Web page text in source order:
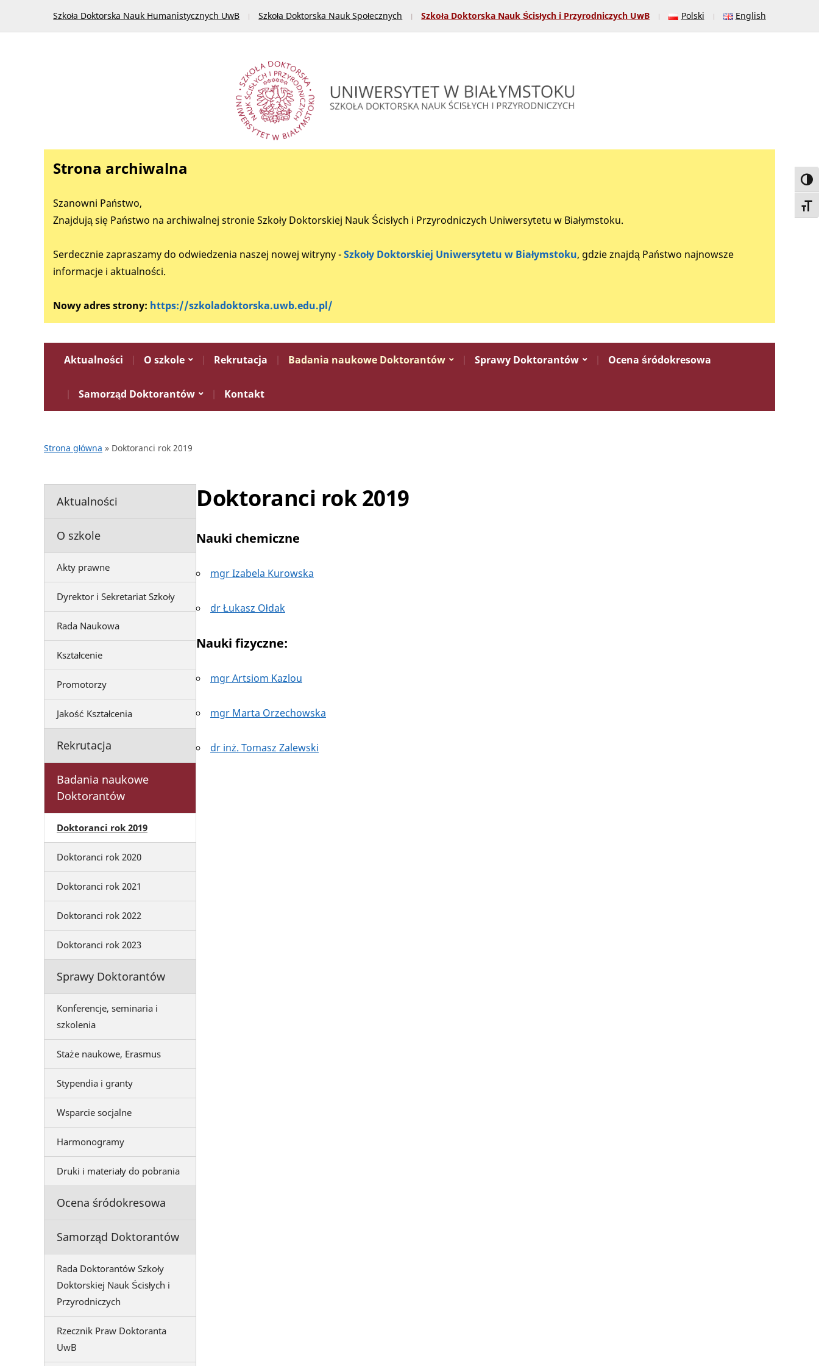
Szkoła Doktorska Nauk Humanistycznych UwB Szkoła Doktorska Nauk Społecznych Szkoła Doktorska Nauk Ścisłych i Przyrodniczych UwB Polski English
Strona archiwalna
Szanowni Państwo,
Znajdują się Państwo na archiwalnej stronie Szkoły Doktorskiej Nauk Ścisłych i Przyrodniczych Uniwersytetu w Białymstoku.
Serdecznie zapraszamy do odwiedzenia naszej nowej witryny -Szkoły Doktorskiej Uniwersytetu w Białymstoku, gdzie znajdą Państwo najnowsze
informacje i aktualności.
Nowy adres strony: https://szkoladoktorska.uwb.edu.pl/
Aktualności O szkole Rekrutacja Badania naukowe Doktorantów Sprawy Doktorantów Ocena śródokresowa
Samorząd Doktorantów Kontakt
Strona główna » Doktoranci rok 2019
Aktualności
O szkole
Akty prawne
Dyrektor i Sekretariat Szkoły
Rada Naukowa
Kształcenie
Promotorzy
Jakość Kształcenia
Rekrutacja
Badania naukowe
Doktorantów
Doktoranci rok 2019
Doktoranci rok 2020
Doktoranci rok 2021
Doktoranci rok 2022
Doktoranci rok 2023
Sprawy Doktorantów
Konferencje, seminaria i
szkolenia
Staże naukowe, Erasmus
Stypendia i granty
Wsparcie socjalne
Harmonogramy
Druki i materiały do pobrania
Ocena śródokresowa
Samorząd Doktorantów
Rada Doktorantów Szkoły
Doktorskiej Nauk Ścisłych i
Przyrodniczych
Rzecznik Praw Doktoranta
UwB
Doktoranci rok 2019
Nauki chemiczne
mgr Izabela Kurowska
dr Łukasz Ołdak
Nauki fizyczne:
mgr Artsiom Kazlou
mgr Marta Orzechowska
dr inż. Tomasz Zalewski